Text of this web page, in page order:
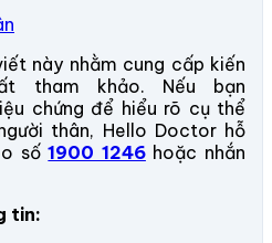
này nhằm cung cấp kiến
tham khảo. Nếu bạn
chứng để hiểu rõ cụ thể
thân, Hello Doctor hỗ
số1900 1246hoặc nhắn
tin: